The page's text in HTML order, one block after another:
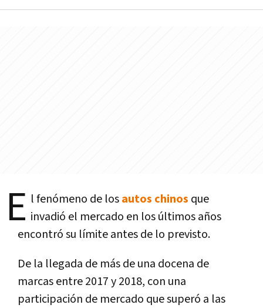
E l fenómeno de losautos chinos que
invadió el mercado en los últimos años
encontró su límite antes de lo previsto.
De la llegada de más de una docena de
marcas entre 2017 y 2018, con una
participación de mercado que superó a las